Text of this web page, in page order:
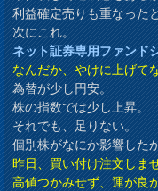
利益確定売りも重なった
次にこれ。
ネット証券専用ファン
なんだか、やけに上げて
為替が少し円安。
株の指数では少し上昇。
それでも、足りない。
個別株がなにか影響した
昨日、買い付け注文しま
高値つかみせず、運が良